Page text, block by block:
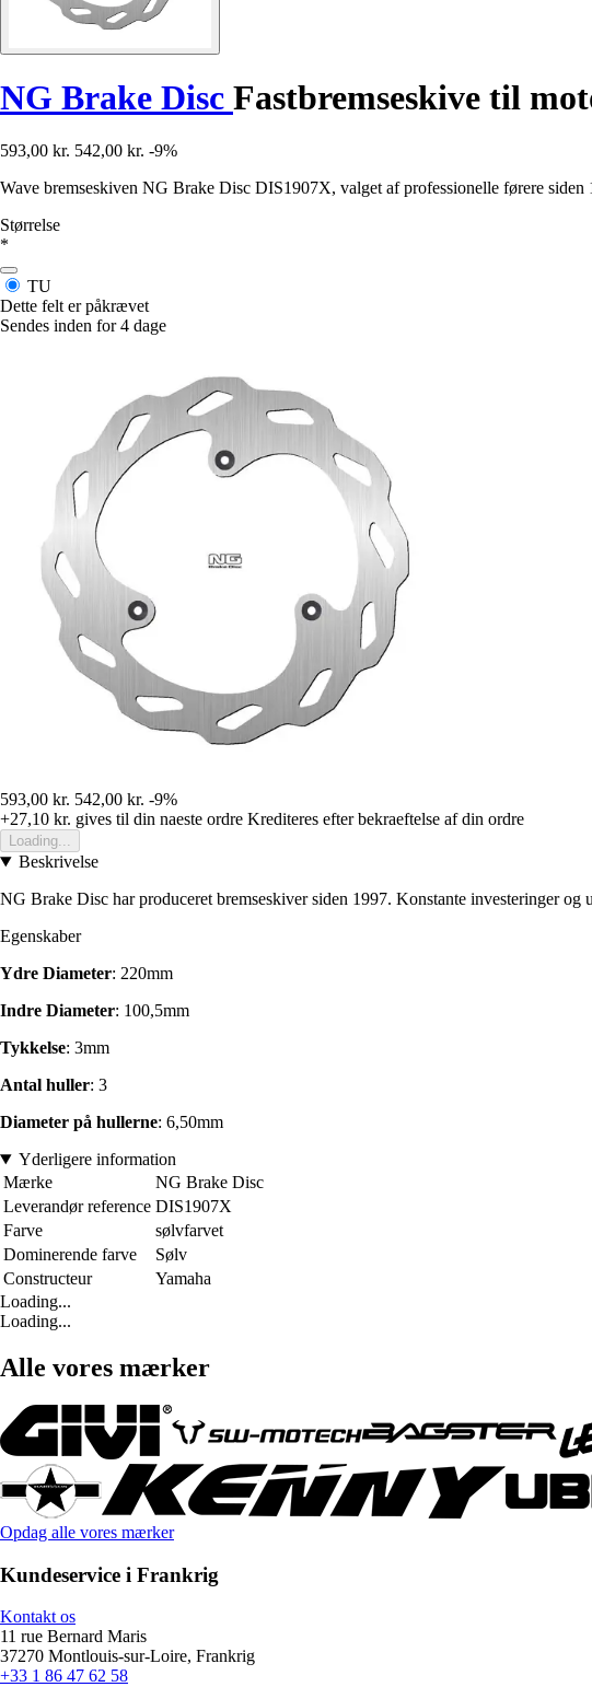
NG Brake Disc Fastbremseskive til
593,00 kr. 542,00 kr. -9%
Wave bremseskiven NG Brake Disc DIS1907X, valget af professionelle førere
Størrelse
*
TU
Dette felt er påkrævet
Sendes inden for 4 dage
593,00 kr. 542,00 kr. -9%
+27,10 kr. gives til din naeste ordre Krediteres efter bekraeftelse af din ordre
Loading...
Beskrivelse
NG Brake Disc har produceret bremseskiver siden 1997. Konstante investeringer
Egenskaber
Ydre Diameter: 220mm
Indre Diameter: 100,5mm
Tykkelse: 3mm
Antal huller: 3
Diameter på hullerne: 6,50mm
Yderligere information
Mærke
NG Brake Disc
Leverandør reference DIS1907X
Farve
sølvfarvet
Dominerende farve
Sølv
Constructeur
Yamaha
Loading...
Loading...
Alle vores mærker
Opdag alle vores mærker
Kundeservice i Frankrig
Kontakt os
11 rue Bernard Maris
37270 Montlouis-sur-Loire, Frankrig
+33 1 86 47 62 58